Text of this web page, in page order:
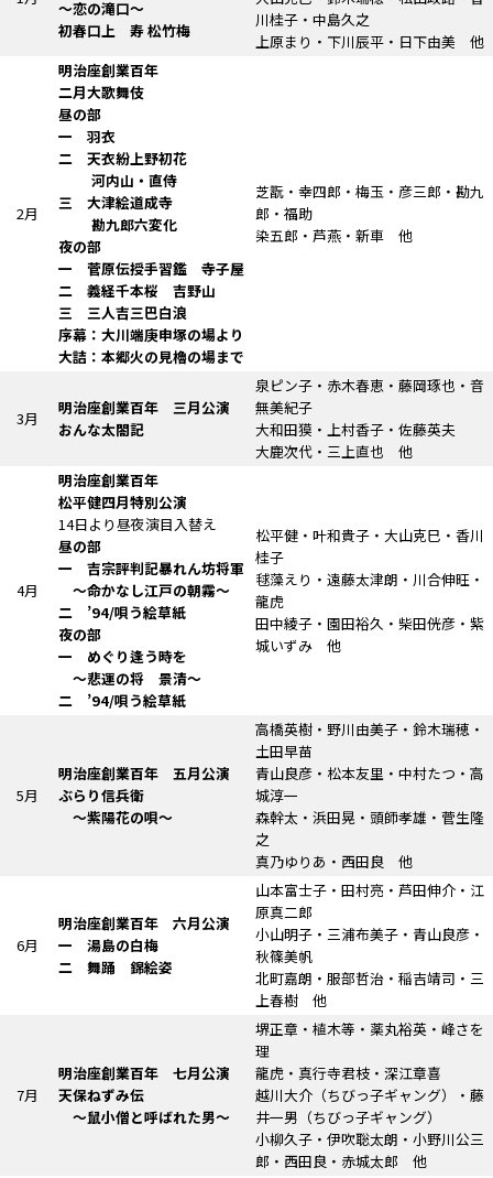
～恋の滝口～
初春口上 寿 松竹梅
川桂子・中島久之
上原まり・下川辰平・日下由美 他
2月
明治座創業百年
二月大歌舞伎
昼の部
一 羽衣
二 天衣紛上野初花
河内山・直侍
三 大津絵道成寺
勘九郎六変化
夜の部
一 菅原伝授手習鑑 寺子屋
二 義経千本桜 吉野山
三 三人吉三巴白浪
序幕：大川端庚申塚の場より
大詰：本郷火の見櫓の場まで
芝翫・幸四郎・梅玉・彦三郎・勘九
郎・福助
染五郎・芦燕・新車 他
3月
明治座創業百年 三月公演
おんな太閤記
泉ピン子・赤木春恵・藤岡琢也・音
無美紀子
大和田獏・上村香子・佐藤英夫
大鹿次代・三上直也 他
4月
明治座創業百年
松平健四月特別公演
14日より昼夜演目入替え
昼の部
一 吉宗評判記暴れん坊将軍
～命かなし江戸の朝霧～
二 ’94/唄う絵草紙
夜の部
一 めぐり逢う時を
～悲運の将 景清～
二 ’94/唄う絵草紙
松平健・叶和貴子・大山克巳・香川
桂子
毬藻えり・遠藤太津朗・川合伸旺・
龍虎
田中綾子・園田裕久・柴田侊彦・紫
城いずみ 他
5月
明治座創業百年 五月公演
ぶらり信兵衛
～紫陽花の唄～
高橋英樹・野川由美子・鈴木瑞穂・
土田早苗
青山良彦・松本友里・中村たつ・高
城淳一
森幹太・浜田晃・頭師孝雄・菅生隆
之
真乃ゆりあ・西田良 他
6月
明治座創業百年 六月公演
一 湯島の白梅
二 舞踊 錦絵姿
山本富士子・田村亮・芦田伸介・江
原真二郎
小山明子・三浦布美子・青山良彦・
秋篠美帆
北町嘉朗・服部哲治・稲吉靖司・三
上春樹 他
7月
明治座創業百年 七月公演
天保ねずみ伝
～鼠小僧と呼ばれた男～
堺正章・植木等・薬丸裕英・峰さを
理
龍虎・真行寺君枝・深江章喜
越川大介（ちびっ子ギャング）・藤
井一男（ちびっ子ギャング）
小柳久子・伊吹聡太朗・小野川公三
郎・西田良・赤城太郎 他